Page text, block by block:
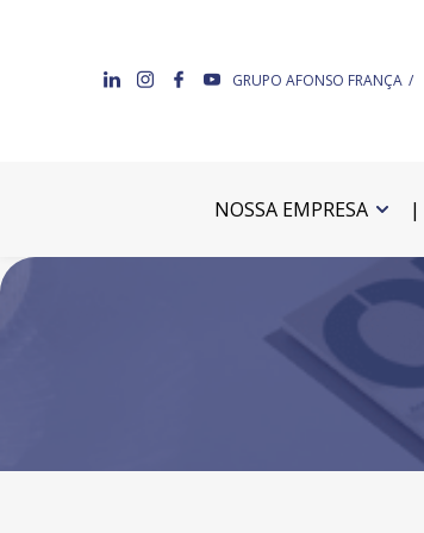
GRUPO AFONSO FRANÇA
NOSSA EMPRESA